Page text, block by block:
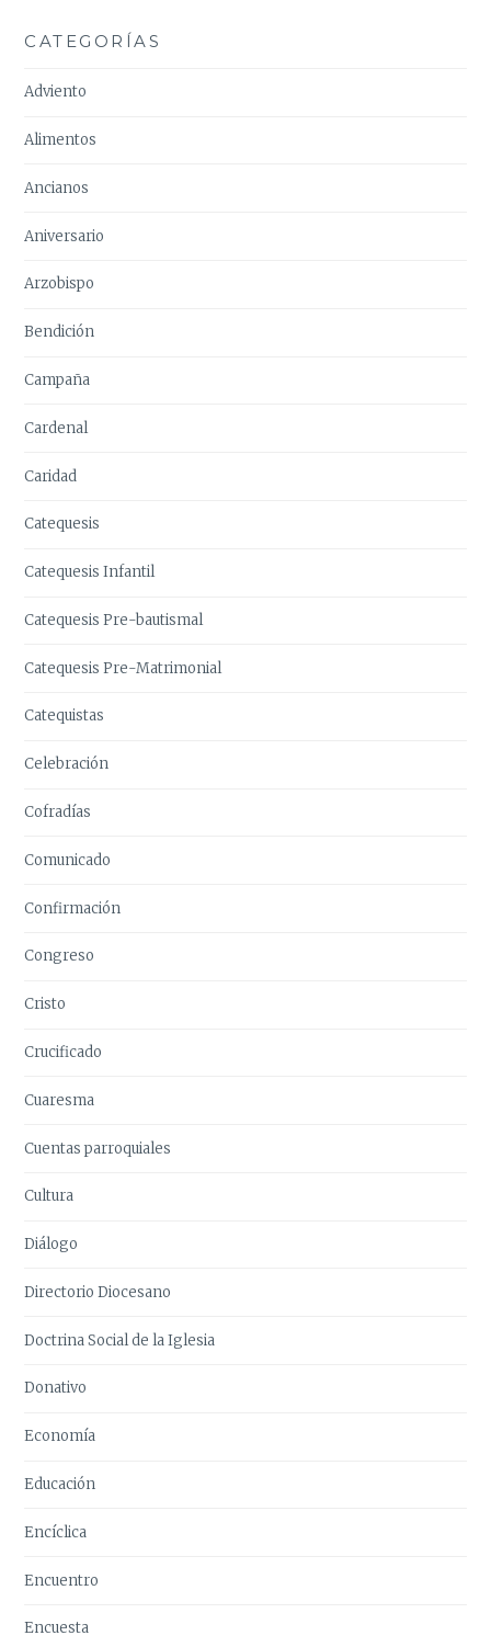
CATEGORÍAS
Adviento
Alimentos
Ancianos
Aniversario
Arzobispo
Bendición
Campaña
Cardenal
Caridad
Catequesis
Catequesis Infantil
Catequesis Pre-bautismal
Catequesis Pre-Matrimonial
Catequistas
Celebración
Cofradías
Comunicado
Confirmación
Congreso
Cristo
Crucificado
Cuaresma
Cuentas parroquiales
Cultura
Diálogo
Directorio Diocesano
Doctrina Social de la Iglesia
Donativo
Economía
Educación
Encíclica
Encuentro
Encuesta